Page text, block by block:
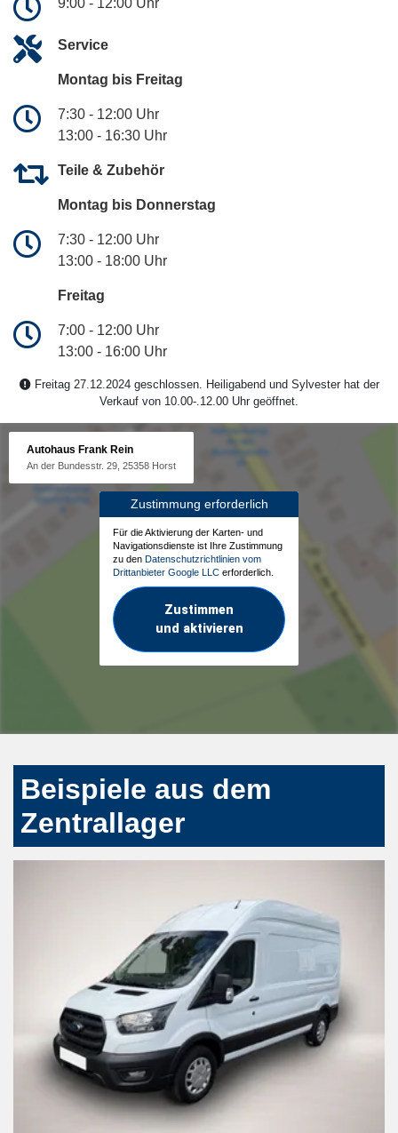
9:00 - 12:00 Uhr
Service
Montag bis Freitag
7:30 - 12:00 Uhr
13:00 - 16:30 Uhr
Teile & Zubehör
Montag bis Donnerstag
7:30 - 12:00 Uhr
13:00 - 18:00 Uhr
Freitag
7:00 - 12:00 Uhr
13:00 - 16:00 Uhr
Freitag 27.12.2024 geschlossen. Heiligabend und Sylvester hat der
Verkauf von 10.00-.12.00 Uhr geöffnet.
Autohaus Frank Rein
An der Bundesstr. 29, 25358 Horst
Zustimmung erforderlich
Für die Aktivierung der Karten- und
Navigationsdienste ist Ihre Zustimmung
zu den Datenschutzrichtlinien vom
Drittanbieter Google LLC erforderlich.
Zustimmen
und aktivieren
Beispiele aus dem
Zentrallager